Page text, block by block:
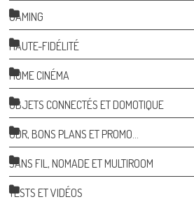
GAMING
HAUTE-FIDÉLITÉ
HOME CINÉMA
OBJETS CONNECTÉS ET DOMOTIQUE
ODR, BONS PLANS ET PROMO…
SANS FIL, NOMADE ET MULTIROOM
TESTS ET VIDÉOS